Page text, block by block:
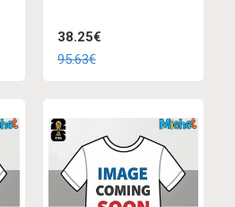
38.25€
95.63€